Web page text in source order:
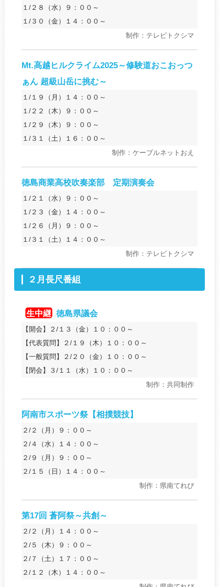
１/２８（水）９：００～
１/３０（金）１４：００～
制作：テレビトクシマ
Mt.高越ヒルクライム2025～修験道おこおっつ
ぁん 超級山岳に挑む～
１/１９（月）１４：００～
１/２２（木）９：００～
１/２９（木）９：００～
１/３１（土）１６：００～
制作：ケーブルネットおえ
徳島商業高校吹奏楽部 定期演奏会
１/２１（水）９：００～
１/２３（金）１４：００～
１/２６（月）９：００～
１/３１（土）１４：００～
制作：テレビトクシマ
２月長尺番組
生中継 徳島県議会
【開会】２/１３（金）１０：００～
【代表質問】２/１９（木）１０：００～
【一般質問】２/２０（金）１０：００～
【閉会】３/１１（水）１０：００～
制作：共同制作
阿南市スポーツ祭【相撲競技】
２/２（月）９：００～
２/４（水）１４：００～
２/９（月）９：００～
２/１５（日）１４：００～
制作：県南てれび
第17回 蒼阿祭～共創～
２/２（月）１４：００～
２/５（木）９：００～
２/７（土）１７：００～
２/１２（木）１４：００～